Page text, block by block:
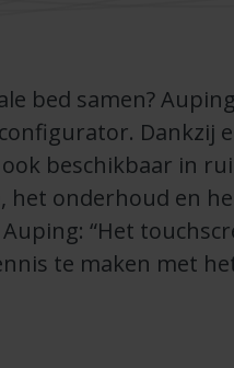
bed samen?
Dankzij
beschikbaar in
het onderhoud en
“Het
te maken met